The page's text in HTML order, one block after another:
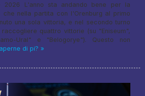
2026 L'anno sta andando bene per la
che nella partita con l'Orenburg al primo
una sola vittoria, e nel secondo turno
quattro vittorie (su "Eniseum",
Ural" e "Belogorye"). Questo non
di pi? »